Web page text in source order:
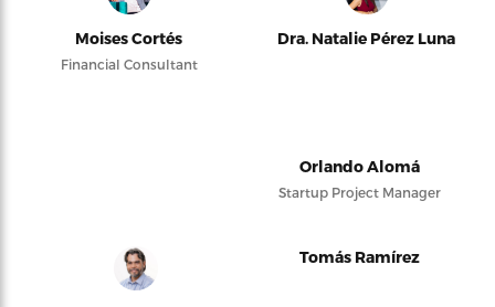
Moises Cortés
Financial Consultant
Dra. Natalie Pérez Luna
Orlando Alomá
Startup Project Manager
Tomás Ramírez